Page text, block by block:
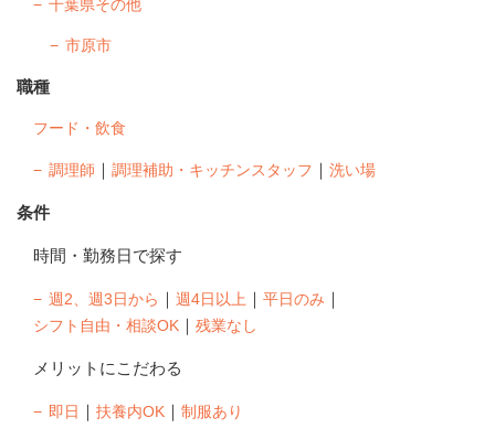
千葉県その他
市原市
職種
フード・飲食
調理師 調理補助・キッチンスタッフ 洗い場
条件
時間・勤務日で探す
週2、週3日から 週4日以上 平日のみ
シフト自由・相談OK 残業なし
メリットにこだわる
即日 扶養内OK 制服あり